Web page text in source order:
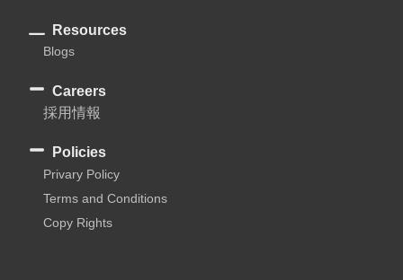
Resources
Blogs
Careers
採用情報
Policies
Privary Policy
Terms and Conditions
Copy Rights